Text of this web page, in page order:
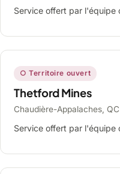
Service offert par
○ Territoire ouvert
Thetford Mines
Chaudière-Appalaches, QC
Service offert par